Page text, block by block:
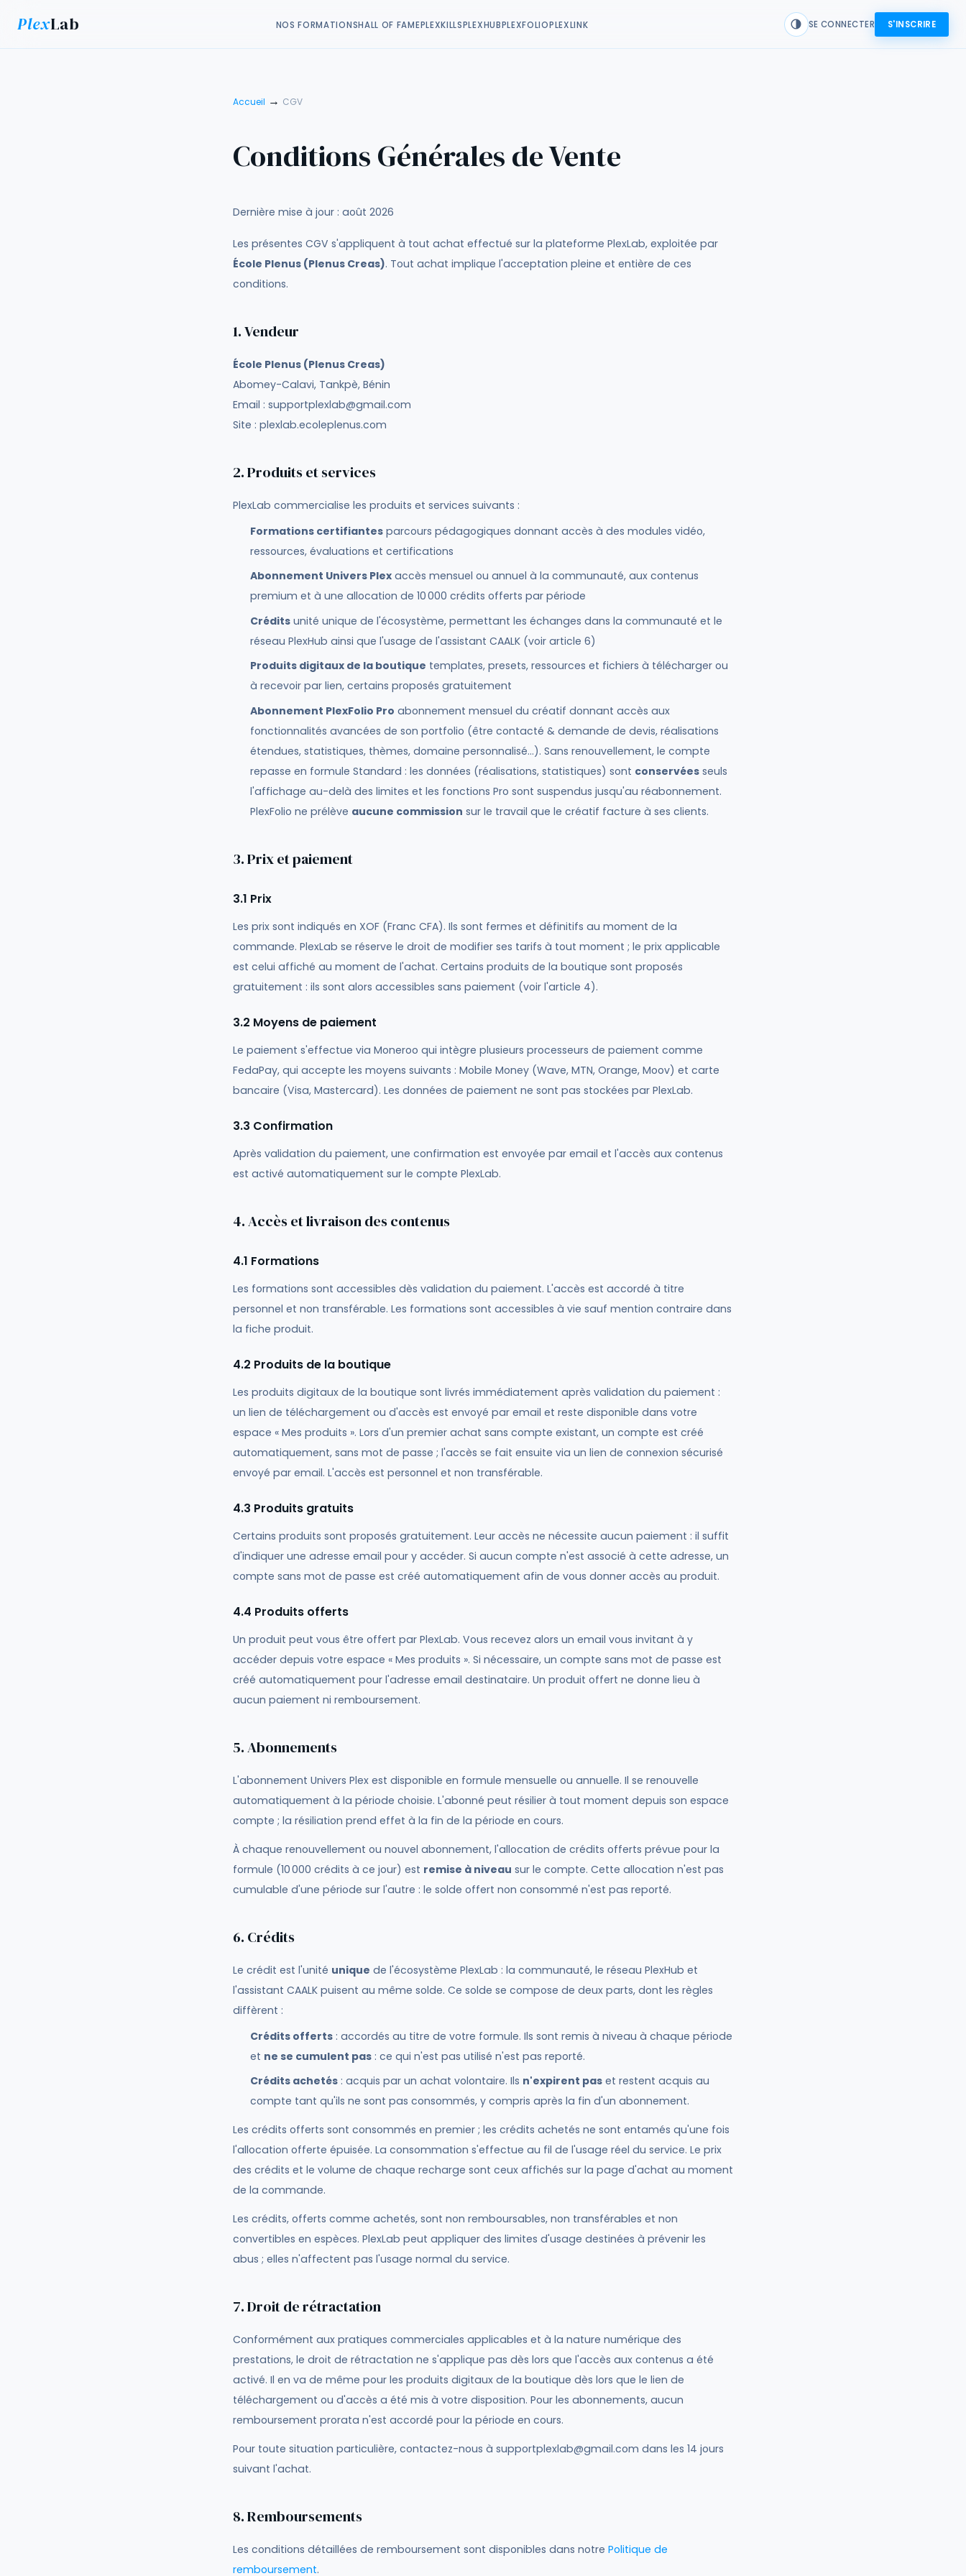
PlexLab NOS FORMATIONSHALL OF FAMEPLEXKILLSPLEXHUBPLEXFOLIOPLEXLINK SE CONNECTER S'INSCRIRE
Accueil → CGV
Conditions Générales de Vente
Dernière mise à jour : août 2026
Les présentes CGV s'appliquent à tout achat effectué sur la plateforme PlexLab, exploitée par
École Plenus (Plenus Creas). Tout achat implique l'acceptation pleine et entière de ces
conditions.
1. Vendeur
École Plenus (Plenus Creas)
Abomey-Calavi, Tankpè, Bénin
Email : supportplexlab@gmail.com
Site : plexlab.ecoleplenus.com
2. Produits et services
PlexLab commercialise les produits et services suivants :
Formations certifiantes parcours pédagogiques donnant accès à des modules vidéo,
ressources, évaluations et certifications
Abonnement Univers Plex accès mensuel ou annuel à la communauté, aux contenus
premium et à une allocation de 10 000 crédits offerts par période
Crédits unité unique de l'écosystème, permettant les échanges dans la communauté et le
réseau PlexHub ainsi que l'usage de l'assistant CAALK (voir article 6)
Produits digitaux de la boutique templates, presets, ressources et fichiers à télécharger ou
à recevoir par lien, certains proposés gratuitement
Abonnement PlexFolio Pro abonnement mensuel du créatif donnant accès aux
fonctionnalités avancées de son portfolio (être contacté & demande de devis, réalisations
étendues, statistiques, thèmes, domaine personnalisé…). Sans renouvellement, le compte
repasse en formule Standard : les données (réalisations, statistiques) sont conservées seuls
l'affichage au-delà des limites et les fonctions Pro sont suspendus jusqu'au réabonnement.
PlexFolio ne prélève aucune commission sur le travail que le créatif facture à ses clients.
3. Prix et paiement
3.1 Prix
Les prix sont indiqués en XOF (Franc CFA). Ils sont fermes et définitifs au moment de la
commande. PlexLab se réserve le droit de modifier ses tarifs à tout moment ; le prix applicable
est celui affiché au moment de l'achat. Certains produits de la boutique sont proposés
gratuitement : ils sont alors accessibles sans paiement (voir l'article 4).
3.2 Moyens de paiement
Le paiement s'effectue via Moneroo qui intègre plusieurs processeurs de paiement comme
FedaPay, qui accepte les moyens suivants : Mobile Money (Wave, MTN, Orange, Moov) et carte
bancaire (Visa, Mastercard). Les données de paiement ne sont pas stockées par PlexLab.
3.3 Confirmation
Après validation du paiement, une confirmation est envoyée par email et l'accès aux contenus
est activé automatiquement sur le compte PlexLab.
4. Accès et livraison des contenus
4.1 Formations
Les formations sont accessibles dès validation du paiement. L'accès est accordé à titre
personnel et non transférable. Les formations sont accessibles à vie sauf mention contraire dans
la fiche produit.
4.2 Produits de la boutique
Les produits digitaux de la boutique sont livrés immédiatement après validation du paiement :
un lien de téléchargement ou d'accès est envoyé par email et reste disponible dans votre
espace « Mes produits ». Lors d'un premier achat sans compte existant, un compte est créé
automatiquement, sans mot de passe ; l'accès se fait ensuite via un lien de connexion sécurisé
envoyé par email. L'accès est personnel et non transférable.
4.3 Produits gratuits
Certains produits sont proposés gratuitement. Leur accès ne nécessite aucun paiement : il suffit
d'indiquer une adresse email pour y accéder. Si aucun compte n'est associé à cette adresse, un
compte sans mot de passe est créé automatiquement afin de vous donner accès au produit.
4.4 Produits offerts
Un produit peut vous être offert par PlexLab. Vous recevez alors un email vous invitant à y
accéder depuis votre espace « Mes produits ». Si nécessaire, un compte sans mot de passe est
créé automatiquement pour l'adresse email destinataire. Un produit offert ne donne lieu à
aucun paiement ni remboursement.
5. Abonnements
L'abonnement Univers Plex est disponible en formule mensuelle ou annuelle. Il se renouvelle
automatiquement à la période choisie. L'abonné peut résilier à tout moment depuis son espace
compte ; la résiliation prend effet à la fin de la période en cours.
À chaque renouvellement ou nouvel abonnement, l'allocation de crédits offerts prévue pour la
formule (10 000 crédits à ce jour) est remise à niveau sur le compte. Cette allocation n'est pas
cumulable d'une période sur l'autre : le solde offert non consommé n'est pas reporté.
6. Crédits
Le crédit est l'unité unique de l'écosystème PlexLab : la communauté, le réseau PlexHub et
l'assistant CAALK puisent au même solde. Ce solde se compose de deux parts, dont les règles
diffèrent :
Crédits offerts : accordés au titre de votre formule. Ils sont remis à niveau à chaque période
et ne se cumulent pas : ce qui n'est pas utilisé n'est pas reporté.
Crédits achetés : acquis par un achat volontaire. Ils n'expirent pas et restent acquis au
compte tant qu'ils ne sont pas consommés, y compris après la fin d'un abonnement.
Les crédits offerts sont consommés en premier ; les crédits achetés ne sont entamés qu'une fois
l'allocation offerte épuisée. La consommation s'effectue au fil de l'usage réel du service. Le prix
des crédits et le volume de chaque recharge sont ceux affichés sur la page d'achat au moment
de la commande.
Les crédits, offerts comme achetés, sont non remboursables, non transférables et non
convertibles en espèces. PlexLab peut appliquer des limites d'usage destinées à prévenir les
abus ; elles n'affectent pas l'usage normal du service.
7. Droit de rétractation
Conformément aux pratiques commerciales applicables et à la nature numérique des
prestations, le droit de rétractation ne s'applique pas dès lors que l'accès aux contenus a été
activé. Il en va de même pour les produits digitaux de la boutique dès lors que le lien de
téléchargement ou d'accès a été mis à votre disposition. Pour les abonnements, aucun
remboursement prorata n'est accordé pour la période en cours.
Pour toute situation particulière, contactez-nous à supportplexlab@gmail.com dans les 14 jours
suivant l'achat.
8. Remboursements
Les conditions détaillées de remboursement sont disponibles dans notre Politique de
remboursement.